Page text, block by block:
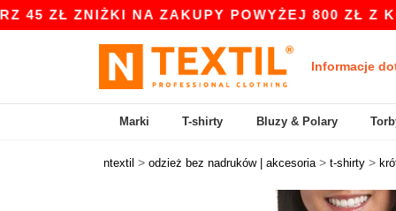
NA ZAKUPY POWYŻEJ 800 ZŁ Z KODEM
Informacje
Marki T-shirty Bluzy & Polary
ntextil > odzież bez nadruków | akcesoria > t-shirty >